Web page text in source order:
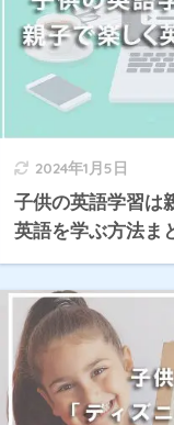
2024年1月5日
子供の英語学習は
英語を学ぶ方法ま